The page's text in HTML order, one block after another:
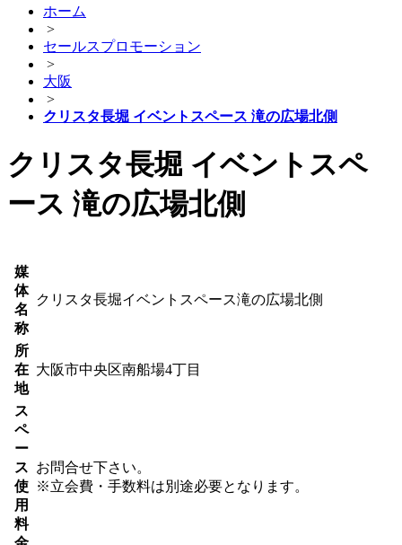
ホーム
>
セールスプロモーション
>
大阪
>
クリスタ長堀 イベントスペース 滝の広場北側
クリスタ長堀 イベントスペ
ース 滝の広場北側
媒
体
名
称
クリスタ長堀イベントスペース滝の広場北側
所
在
地
大阪市中央区南船場4丁目
ス
ペ
ー
ス
使
用
料
お問合せ下さい。
※立会費・手数料は別途必要となります。